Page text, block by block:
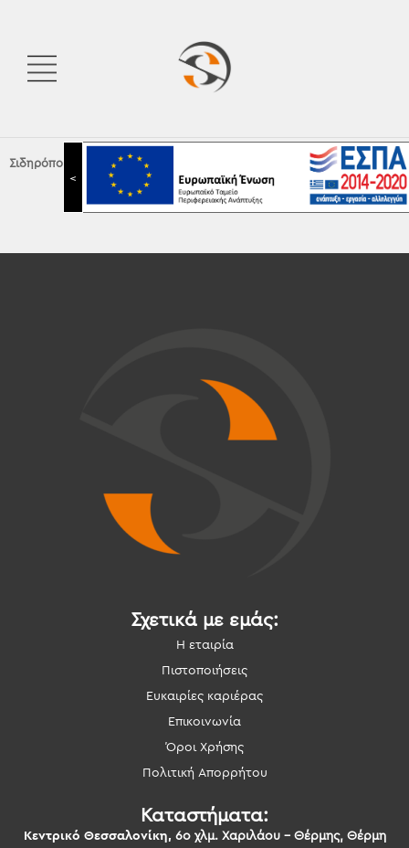
<
Σιδηρόπουλος Α.Ε.| Led Λάμπες Λαμπτήρες Led Φθορισμού
Σχετικά με εμάς:
Η εταιρία
Πιστοποιήσεις
Ευκαιρίες καριέρας
Επικοινωνία
Όροι Χρήσης
Πολιτική Απορρήτου
Καταστήματα:
Κεντρικό Θεσσαλονίκη, 6ο χλμ. Χαριλάου – Θέρμης, Θέρμη